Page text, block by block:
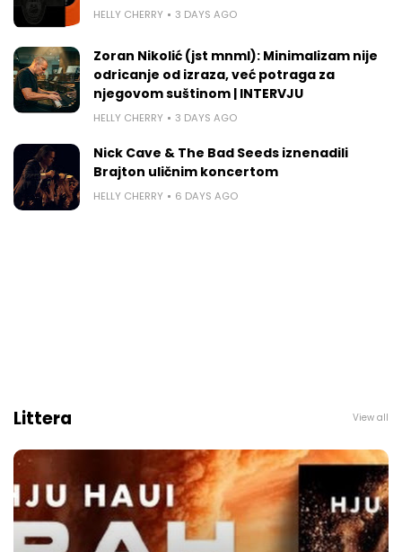
HELLY CHERRY 3 DAYS AGO
Zoran Nikolić (jst mnml): Minimalizam nije
odricanje od izraza, već potraga za
njegovom suštinom | INTERVJU
HELLY CHERRY 3 DAYS AGO
Nick Cave & The Bad Seeds iznenadili
Brajton uličnim koncertom
HELLY CHERRY 6 DAYS AGO
Littera View all